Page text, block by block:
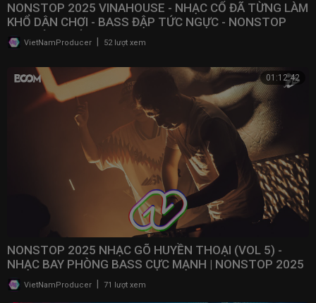
NONSTOP 2025 VINAHOUSE - NHẠC CỔ ĐÃ TỪNG LÀM
KHỔ DÂN CHƠI - BASS ĐẬP TỨC NGỰC - NONSTOP
BAY ĐÁM CƯỚI
VietNamProducer 52 lượt xem
01:12:42
NONSTOP 2025 NHẠC GÕ HUYỀN THOẠI (VOL 5) -
NHẠC BAY PHÒNG BASS CỰC MẠNH | NONSTOP 2025
VINAHOUSE
VietNamProducer 71 lượt xem